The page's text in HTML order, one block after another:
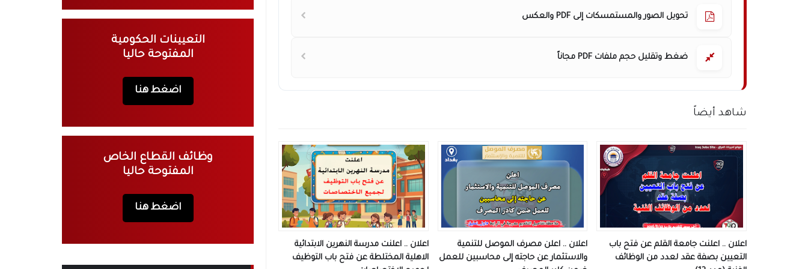
تحويل الصور والمستمسكات إلى PDF والعكس
ضغط وتقليل حجم ملفات PDF مجاناً
شاهد أيضاً
اعلان .. اعلنت جامعة القلم عن فتح باب
التعيين بصفة عقد لعدد من الوظائف
اعلان .. اعلن مصرف الموصل للتنمية
والاستثمار عن حاجته إلى محاسبين للعمل
اعلان .. اعلنت مدرسة النهرين الابتدائية
الاهلية المختلطة عن فتح باب التوظيف
التعيينات الحكومية
المفتوحة حاليا
اضغط هنا
وظائف القطاع الخاص
المفتوحة حاليا
اضغط هنا